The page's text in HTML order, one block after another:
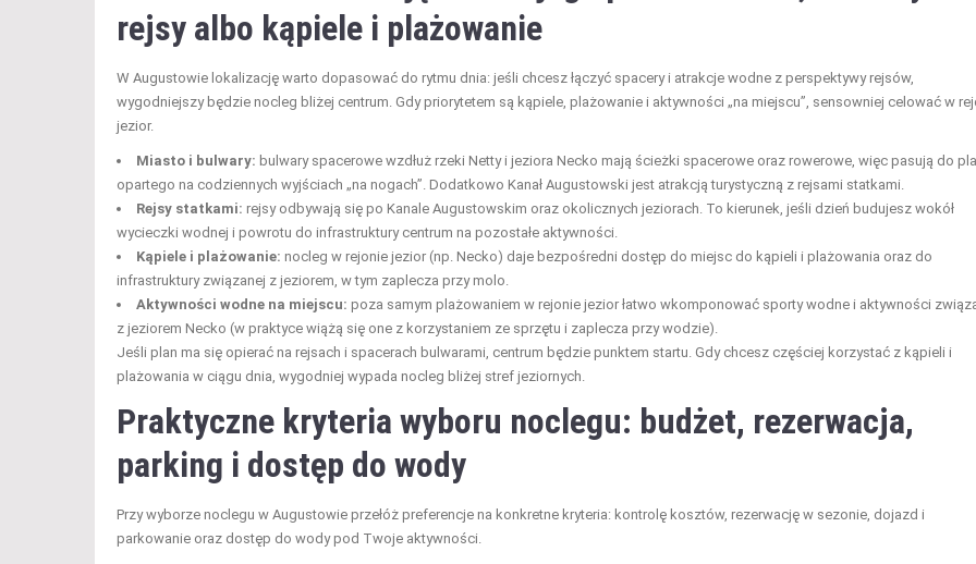
rejsy albo kąpiele i plażowanie
W Augustowie lokalizację warto dopasować do rytmu dnia: jeśli chcesz łączyć spacery i atrakcje wodne z perspektywy rejsów,
wygodniejszy będzie nocleg bliżej centrum. Gdy priorytetem są kąpiele, plażowanie i aktywności „na miejscu”, sensowniej celować w
jezior.
Miasto i bulwary: bulwary spacerowe wzdłuż rzeki Netty i jeziora Necko mają ścieżki spacerowe oraz rowerowe, więc pasują do
opartego na codziennych wyjściach „na nogach”. Dodatkowo Kanał Augustowski jest atrakcją turystyczną z rejsami statkami.
Rejsy statkami: rejsy odbywają się po Kanale Augustowskim oraz okolicznych jeziorach. To kierunek, jeśli dzień budujesz wokół
wycieczki wodnej i powrotu do infrastruktury centrum na pozostałe aktywności.
Kąpiele i plażowanie: nocleg w rejonie jezior (np. Necko) daje bezpośredni dostęp do miejsc do kąpieli i plażowania oraz do
infrastruktury związanej z jeziorem, w tym zaplecza przy molo.
Aktywności wodne na miejscu: poza samym plażowaniem w rejonie jezior łatwo wkomponować sporty wodne i aktywności
z jeziorem Necko (w praktyce wiążą się one z korzystaniem ze sprzętu i zaplecza przy wodzie).
Jeśli plan ma się opierać na rejsach i spacerach bulwarami, centrum będzie punktem startu. Gdy chcesz częściej korzystać z kąpieli i
plażowania w ciągu dnia, wygodniej wypada nocleg bliżej stref jeziornych.
Praktyczne kryteria wyboru noclegu: budżet, rezerwacja,
parking i dostęp do wody
Przy wyborze noclegu w Augustowie przełóż preferencje na konkretne kryteria: kontrolę kosztów, rezerwację w sezonie, dojazd i
parkowanie oraz dostęp do wody pod Twoje aktywności.